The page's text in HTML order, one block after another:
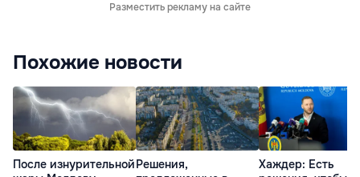
Разместить рекламу на сайте
Похожие новости
После изнурительнойРешения,
Хаждер: Есть